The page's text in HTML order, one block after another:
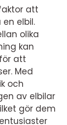
att
elbil.
olika
kan
att
Med
och
av elbilar
gör dem